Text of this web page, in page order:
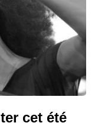
cet été